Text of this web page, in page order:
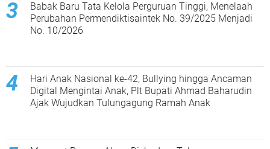
Babak Baru Tata Kelola Perguruan Tinggi, Menelaah
Perubahan Permendiktisaintek No. 39/2025 Menjadi
No. 10/2026
Hari Anak Nasional ke-42, Bullying hingga Ancaman
Digital Mengintai Anak, Plt Bupati Ahmad Baharudin
Ajak Wujudkan Tulungagung Ramah Anak